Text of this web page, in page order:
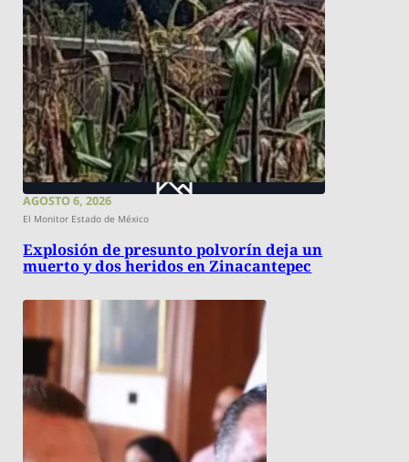
AGOSTO 6, 2026
El Monitor Estado de México
Explosión de presunto polvorín deja un
muerto y dos heridos en Zinacantepec